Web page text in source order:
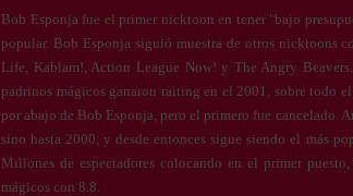
Bob Esponja fue el primer nicktoon en tener "bajo
popular. Bob Esponja siguió muestra de otros nicktoons
Life, Kablam!, Action League Now! y The Angry
padrinos mágicos ganaron raiting en el 2001, sobre todo
por abajo de Bob Esponja, pero el primero fue cancelado.
sino hasta 2000, y desde entonces sigue siendo el más
Millones de espectadores colocando en el primer
mágicos con 8.8.